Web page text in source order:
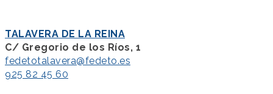
TALAVERA DE LA REINA
C/ Gregorio de los Ríos, 1
fedetotalavera@fedeto.es
925 82 45 60